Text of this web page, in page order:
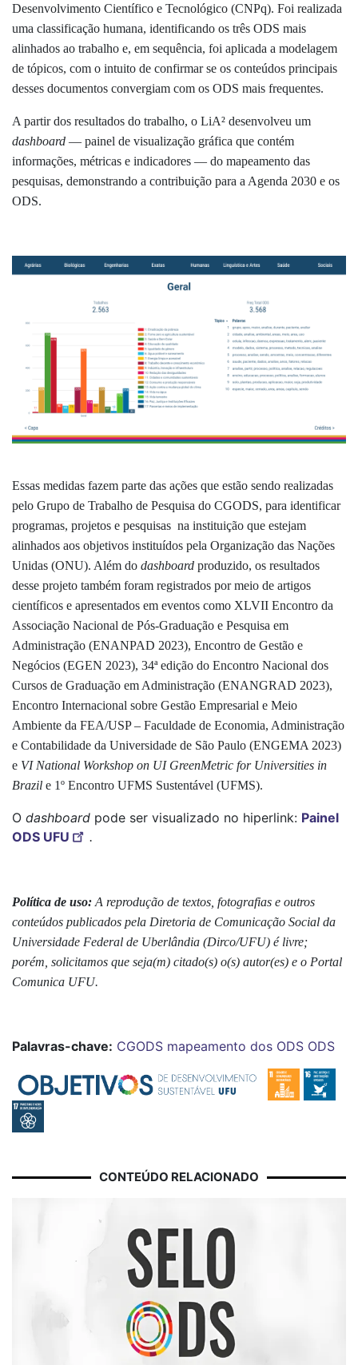
Desenvolvimento Científico e Tecnológico (CNPq). Foi realizada
uma classificação humana, identificando os três ODS mais
alinhados ao trabalho e, em sequência, foi aplicada a modelagem
de tópicos, com o intuito de confirmar se os conteúdos principais
desses documentos convergiam com os ODS mais frequentes.
A partir dos resultados do trabalho, o LiA² desenvolveu um
dashboard — painel de visualização gráfica que contém
informações, métricas e indicadores — do mapeamento das
pesquisas, demonstrando a contribuição para a Agenda 2030 e os
ODS.
Essas medidas fazem parte das ações que estão sendo realizadas
pelo Grupo de Trabalho de Pesquisa do CGODS, para identificar
programas, projetos e pesquisas na instituição que estejam
alinhados aos objetivos instituídos pela Organização das Nações
Unidas (ONU). Além do dashboard produzido, os resultados
desse projeto também foram registrados por meio de artigos
científicos e apresentados em eventos como XLVII Encontro da
Associação Nacional de Pós-Graduação e Pesquisa em
Administração (ENANPAD 2023), Encontro de Gestão e
Negócios (EGEN 2023), 34ª edição do Encontro Nacional dos
Cursos de Graduação em Administração (ENANGRAD 2023),
Encontro Internacional sobre Gestão Empresarial e Meio
Ambiente da FEA/USP – Faculdade de Economia, Administração
e Contabilidade da Universidade de São Paulo (ENGEMA 2023)
e VI National Workshop on UI GreenMetric for Universities in
Brazil e 1º Encontro UFMS Sustentável (UFMS).
O dashboard pode ser visualizado no hiperlink: Painel
ODS UFU
.
Política de uso: A reprodução de textos, fotografias e outros
conteúdos publicados pela Diretoria de Comunicação Social da
Universidade Federal de Uberlândia (Dirco/UFU) é livre;
porém, solicitamos que seja(m) citado(s) o(s) autor(es) e o Portal
Comunica UFU.
Palavras-chave: CGODS mapeamento dos ODS ODS
CONTEÚDO RELACIONADO